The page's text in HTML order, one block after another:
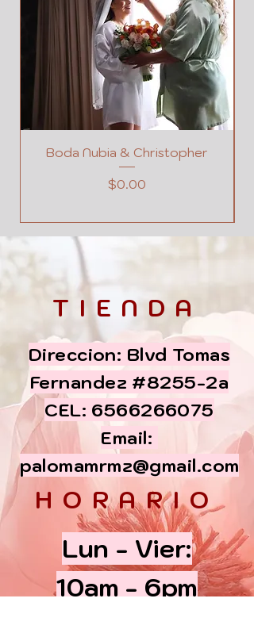
Boda Nubia & Christopher
Precio
$0.00
TIENDA
Direccion: Blvd Tomas
Fernandez #8255-2a
CEL: 6566266075
Email:
palomamrmz@gmail.com
HORARIO
Lun - Vier:
10am - 6pm